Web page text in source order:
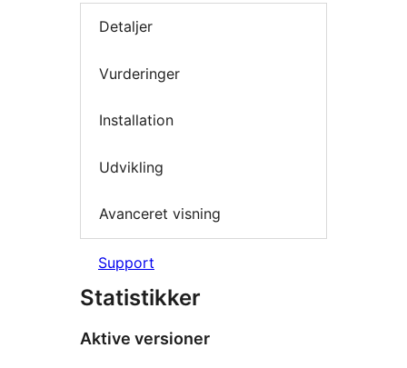
Detaljer
Vurderinger
Installation
Udvikling
Avanceret visning
Support
Statistikker
Aktive versioner